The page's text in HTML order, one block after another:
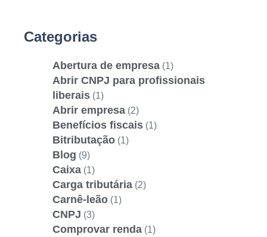
Categorias
Abertura de empresa (1)
Abrir CNPJ para profissionais
liberais (1)
Abrir empresa (2)
Benefícios fiscais (1)
Bitributação (1)
Blog (9)
Caixa (1)
Carga tributária (2)
Carnê-leão (1)
CNPJ (3)
Comprovar renda (1)